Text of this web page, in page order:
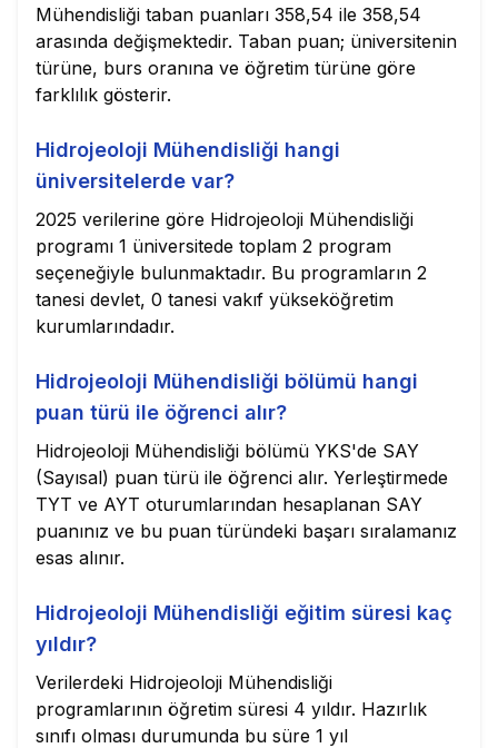
Mühendisliği taban puanları 358,54 ile 358,54
arasında değişmektedir. Taban puan; üniversitenin
türüne, burs oranına ve öğretim türüne göre
farklılık gösterir.
Hidrojeoloji Mühendisliği hangi
üniversitelerde var?
2025 verilerine göre Hidrojeoloji Mühendisliği
programı 1 üniversitede toplam 2 program
seçeneğiyle bulunmaktadır. Bu programların 2
tanesi devlet, 0 tanesi vakıf yükseköğretim
kurumlarındadır.
Hidrojeoloji Mühendisliği bölümü hangi
puan türü ile öğrenci alır?
Hidrojeoloji Mühendisliği bölümü YKS'de SAY
(Sayısal) puan türü ile öğrenci alır. Yerleştirmede
TYT ve AYT oturumlarından hesaplanan SAY
puanınız ve bu puan türündeki başarı sıralamanız
esas alınır.
Hidrojeoloji Mühendisliği eğitim süresi kaç
yıldır?
Verilerdeki Hidrojeoloji Mühendisliği
programlarının öğretim süresi 4 yıldır. Hazırlık
sınıfı olması durumunda bu süre 1 yıl